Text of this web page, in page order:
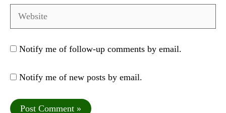
Notify me of follow-up comments by email.
Notify me of new posts by email.